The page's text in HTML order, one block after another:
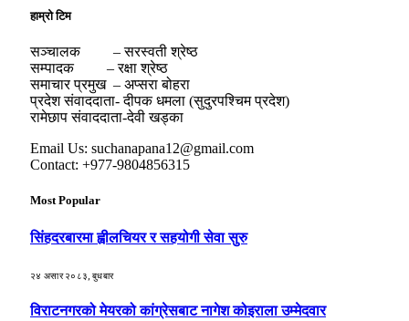
हाम्रो टिम
सञ्चालक – सरस्वती श्रेष्ठ
सम्पादक – रक्षा श्रेष्ठ
समाचार प्रमुख – अप्सरा बोहरा
प्रदेश संवाददाता- दीपक धमला (सुदुरपश्चिम प्रदेश)
रामेछाप संवाददाता-देवी खड्का
Email Us: suchanapana12@gmail.com
Contact: +977-9804856315
Most Popular
सिंहदरबारमा ह्वीलचियर र सहयोगी सेवा सुरु
२४ असार २०८३, बुधबार
विराटनगरको मेयरको कांग्रेसबाट नागेश कोइराला उम्मेदवार